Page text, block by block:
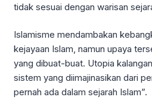
tidak sesuai dengan warisan
Islamisme mendambakan
kejayaan Islam, namun upaya
yang dibuat-buat. Utopia
sistem yang diimajinasikan dari
pernah ada dalam sejarah Islam”.